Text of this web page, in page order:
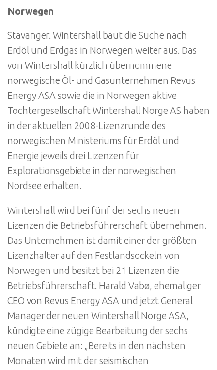
Norwegen
Stavanger. Wintershall baut die Suche nach
Erdöl und Erdgas in Norwegen weiter aus. Das
von Wintershall kürzlich übernommene
norwegische Öl- und Gasunternehmen Revus
Energy ASA sowie die in Norwegen aktive
Tochtergesellschaft Wintershall Norge AS haben
in der aktuellen 2008-Lizenzrunde des
norwegischen Ministeriums für Erdöl und
Energie jeweils drei Lizenzen für
Explorationsgebiete in der norwegischen
Nordsee erhalten.
Wintershall wird bei fünf der sechs neuen
Lizenzen die Betriebsführerschaft übernehmen.
Das Unternehmen ist damit einer der größten
Lizenzhalter auf den Festlandsockeln von
Norwegen und besitzt bei 21 Lizenzen die
Betriebsführerschaft. Harald Vabø, ehemaliger
CEO von Revus Energy ASA und jetzt General
Manager der neuen Wintershall Norge ASA,
kündigte eine zügige Bearbeitung der sechs
neuen Gebiete an: „Bereits in den nächsten
Monaten wird mit der seismischen